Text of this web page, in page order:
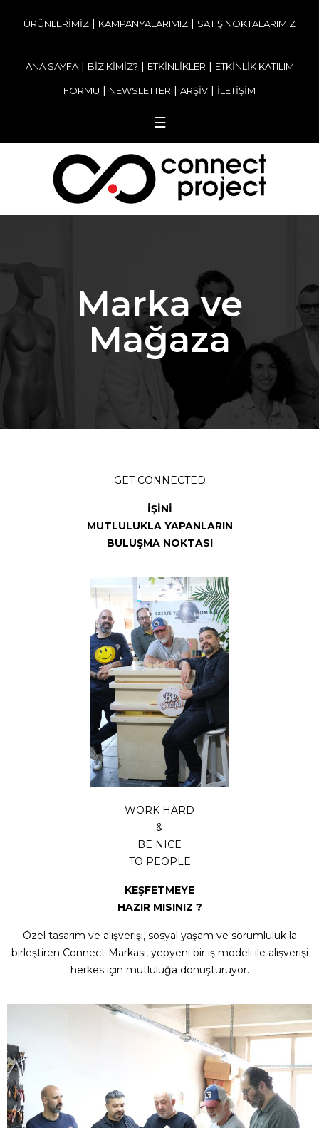
ÜRÜNLERİMİZ | KAMPANYALARIMIZ | SATIŞ NOKTALARIMIZ
ANA SAYFA| BİZ KİMİZ? | ETKİNLİKLER | ETKİNLİK KATILIM
FORMU | NEWSLETTER | ARŞİV | İLETİŞİM
☰
Marka ve
Mağaza
GET CONNECTED
İŞİNİ
MUTLULUKLA YAPANLARIN
BULUŞMA NOKTASI
WORK HARD
&
BE NICE
TO PEOPLE
KEŞFETMEYE
HAZIR MISINIZ ?
Özel tasarım ve alışverişi, sosyal yaşam ve sorumluluk la
birleştiren Connect Markası, yepyeni bir iş modeli ile alışverişi
herkes için mutluluğa dönüştürüyor.